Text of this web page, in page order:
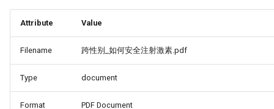
Attribute Value
Filename 跨性别_如何安全注射激素.pdf
Type document
Format PDF Document